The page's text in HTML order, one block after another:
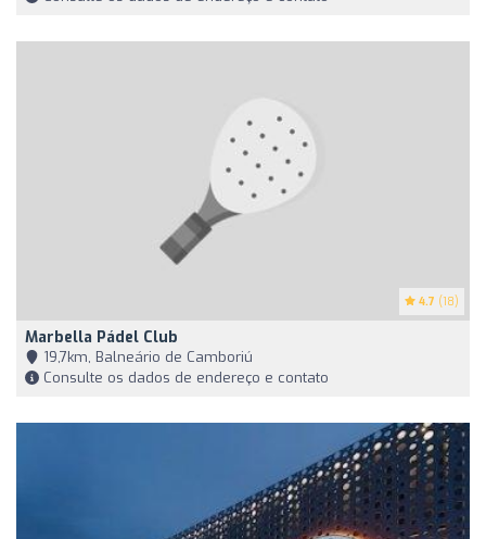
4.7 (18)
Marbella Pádel Club
19,7km, Balneário de Camboriú
Consulte os dados de endereço e contato